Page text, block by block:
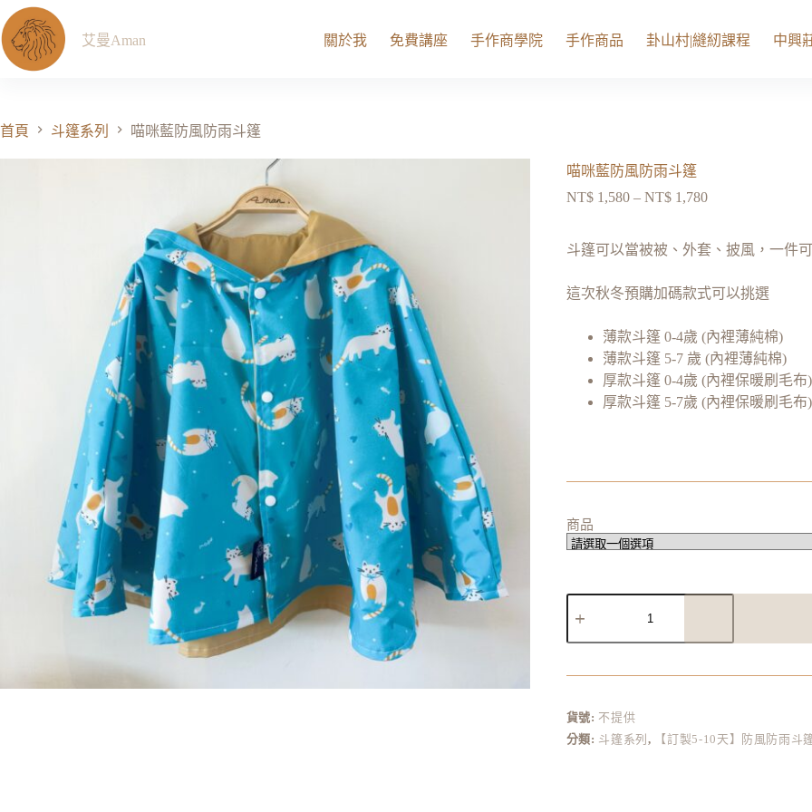
艾曼Aman 關於我 免費講座 手作商學院 手作商品 卦山村|縫紉課程 中興
首頁 斗篷系列 喵咪藍防風防雨斗篷
喵咪藍防風防雨斗篷
NT$ 1,580 – NT$ 1,780
斗篷可以當被被、外套、披風，一件
這次秋冬預購加碼款式可以挑選
薄款斗篷 0-4歲 (內裡薄純棉)
薄款斗篷 5-7 歲 (內裡薄純棉)
厚款斗篷 0-4歲 (內裡保暖刷毛布)
厚款斗篷 5-7歲 (內裡保暖刷毛布)
商品
r
n
a
貨號: 不提供
分類: 斗篷系列, 【訂製5-10天】防風防雨斗